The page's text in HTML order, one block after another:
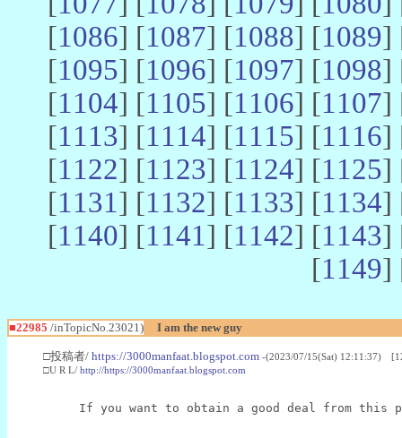
[1086] [1087] [1088] [1089]
[1095] [1096] [1097] [1098]
[1104] [1105] [1106] [1107]
[1113] [1114] [1115] [1116]
[1122] [1123] [1124] [1125]
[1131] [1132] [1133] [1134]
[1140] [1141] [1142] [1143]
[1149]
■22985 /inTopicNo.23021) I am the new guy
□投稿者/ https://3000manfaat.blogspot.com -(2023/07/15(Sat) 12:11:37)
□U R L/ http://https://3000manfaat.blogspot.com
If you want to obtain a good deal from this